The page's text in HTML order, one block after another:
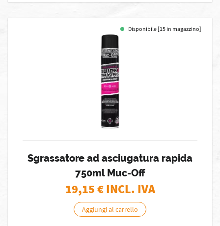
Disponibile [15 in magazzino]
Sgrassatore ad asciugatura rapida
750ml Muc-Off
19,15€ INCL. IVA
Aggiungi al carrello